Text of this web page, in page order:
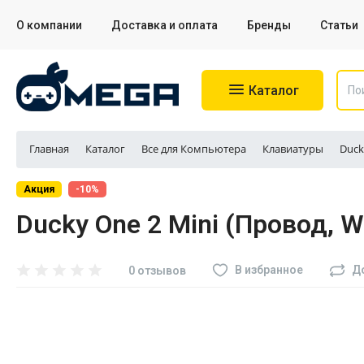
О компании Доставка и оплата Бренды Статьи
Каталог
Игровые приставки
Аксессуары для приставок
Аксессуары для Sony PS5
Главная Каталог Все для Компьютера Клавиатуры
Акция -10%
Ducky One 2 Mini (Провод,
0 отзывов В избранное